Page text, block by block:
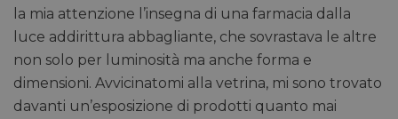
la mia attenzione l’insegna di una farmacia dalla
luce addirittura abbagliante, che sovrastava le altre
non solo per luminosità ma anche forma e
dimensioni. Avvicinatomi alla vetrina, mi sono trovato
davanti un’esposizione di prodotti quanto mai